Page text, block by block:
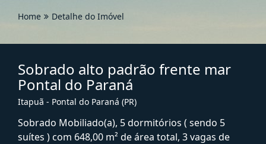
Home Detalhe do Imóvel
Sobrado alto padrão frente mar
Pontal do Paraná
Itapuã - Pontal do Paraná (PR)
Sobrado Mobiliado(a), 5 dormitórios ( sendo 5
suítes ) com 648,00 m² de área total, 3 vagas de